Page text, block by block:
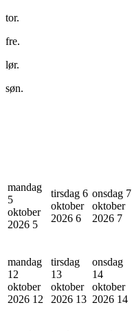
tor.
fre.
lør.
søn.
mandag
5
oktober
2026 5
tirsdag 6
oktober
2026 6
onsdag 7
oktober
2026 7
mandag
12
oktober
2026 12
tirsdag
13
oktober
2026 13
onsdag
14
oktober
2026 14